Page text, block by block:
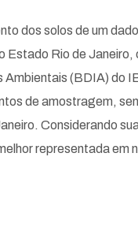
dos solos de um
Rio de Janeiro,
Ambientais (BDIA) do
de amostragem,
Considerando
representada em